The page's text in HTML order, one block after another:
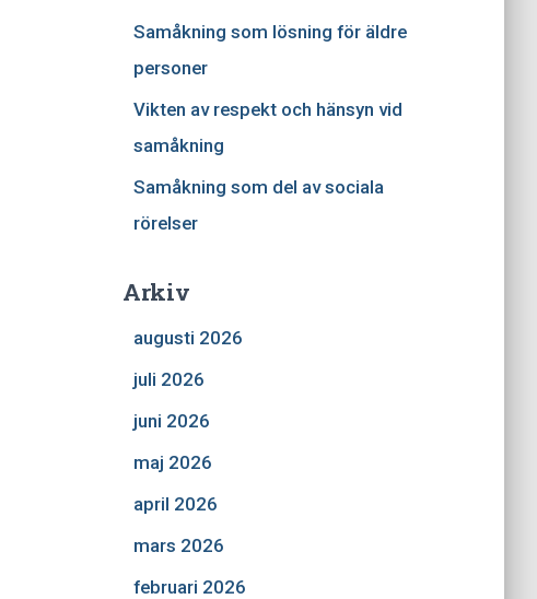
Samåkning som lösning för äldre
personer
Vikten av respekt och hänsyn vid
samåkning
Samåkning som del av sociala
rörelser
Arkiv
augusti 2026
juli 2026
juni 2026
maj 2026
april 2026
mars 2026
februari 2026